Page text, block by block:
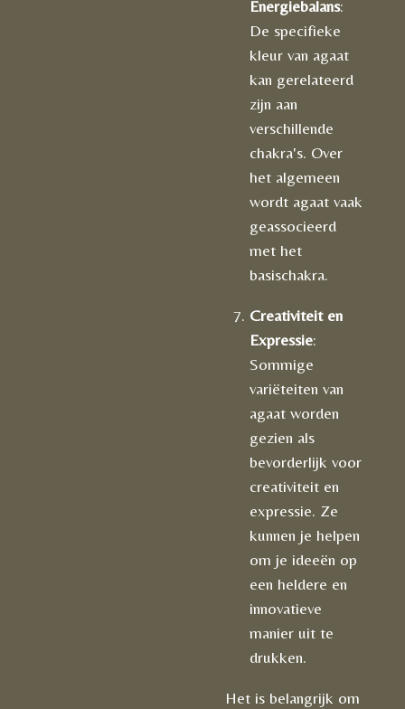
Energiebalans:
De specifieke
kleur van agaat
kan gerelateerd
zijn aan
verschillende
chakra's. Over
het algemeen
wordt agaat vaak
geassocieerd
met het
basischakra.
Creativiteit en
Expressie:
Sommige
variëteiten van
agaat worden
gezien als
bevorderlijk voor
creativiteit en
expressie. Ze
kunnen je helpen
om je ideeën op
een heldere en
innovatieve
manier uit te
drukken.
Het is belangrijk om